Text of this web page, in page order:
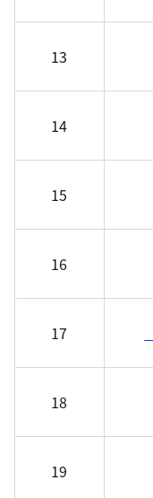
13
14
15
16
17
18
19